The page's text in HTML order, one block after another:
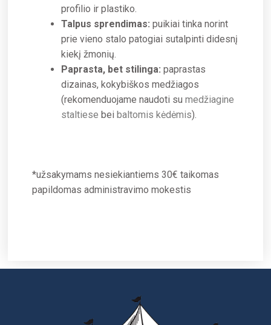
profilio ir plastiko.
Talpus sprendimas: puikiai tinka norint
prie vieno stalo patogiai sutalpinti didesnį
kiekį žmonių.
Paprasta, bet stilinga: paprastas
dizainas, kokybiškos medžiagos
(rekomenduojame naudoti sumedžiagine
staltiese beibaltomis kėdėmis).
*užsakymams nesiekiantiems 30€ taikomas
papildomas administravimo mokestis